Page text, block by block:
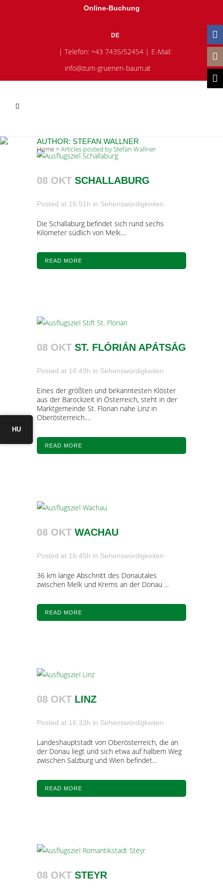
Online-Buchung
DE
| Telefon: +43 7435/52454 | E-Mail:
info@zum-gruenen-baum.at
AUTHOR: STEFAN WALLNER
Home>Articles posted by Stefan Wallner
08 OKT SCHALLABURG
Posted at 16:51h in Sehenswürdigkeiten
Die Schallaburg befindet sich rund sechs
Kilometer südlich von Melk....
READ MORE
08 OKT ST. FLÓRIÁN APÁTSÁG
Posted at 16:49h in Sehenswürdigkeiten
Eines der größten und bekanntesten Klöster
aus der Barockzeit in Österreich, steht in der
Marktgemeinde St. Florian nahe Linz in
Oberösterreich....
READ MORE
08 OKT WACHAU
Posted at 16:45h in Sehenswürdigkeiten
36 km lange Abschnitt des Donautales
zwischen Melk und Krems an der Donau ...
READ MORE
08 OKT LINZ
Posted at 16:33h in Sehenswürdigkeiten
Landeshauptstadt von Oberösterreich, die an
der Donau liegt und sich etwa auf halbem Weg
zwischen Salzburg und Wien befindet...
READ MORE
08 OKT STEYR
HU